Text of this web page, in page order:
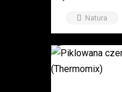
ocet zNatura